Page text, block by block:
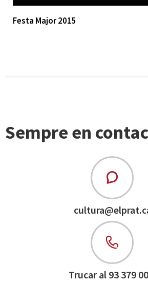
Festa Major 2015
Sempre en
Trucar al 93 379